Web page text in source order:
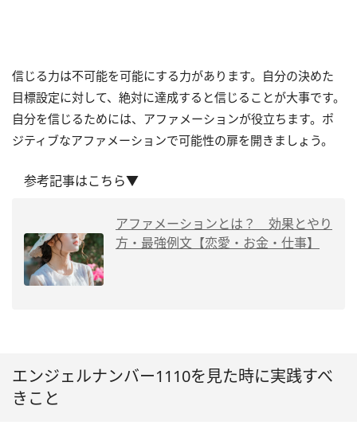
信じる力は不可能を可能にする力があります。自分の決めた
目標設定に対して、絶対に達成すると信じることが大事です。
自分を信じるためには、アファメーションが役立ちます。ポ
ジティブなアファメーションで可能性の扉を開きましょう。
参考記事はこちら▼
アファメーションとは？ 効果とやり
方・最強例文【恋愛・お金・仕事】
エンジェルナンバー1110を見た時に実践すべ
きこと